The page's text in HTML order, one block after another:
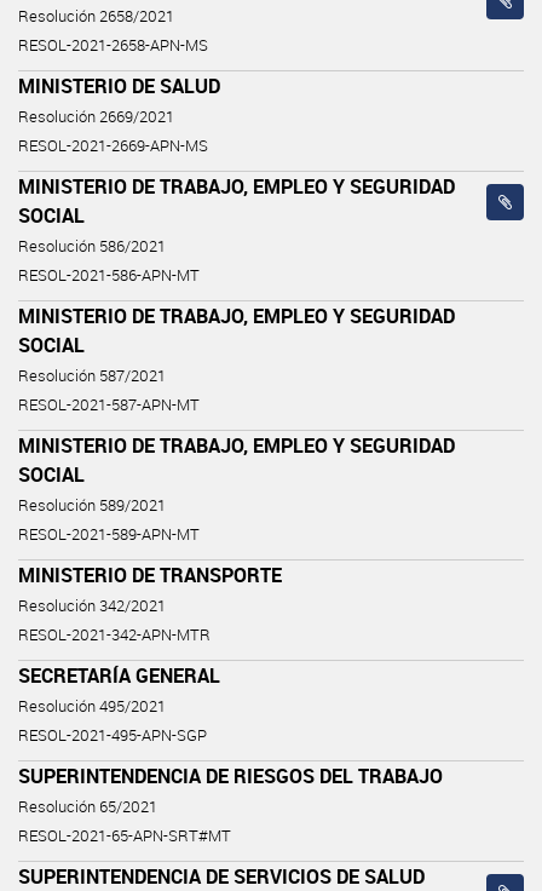
Resolución 2658/2021
RESOL-2021-2658-APN-MS
MINISTERIO DE SALUD
Resolución 2669/2021
RESOL-2021-2669-APN-MS
MINISTERIO DE TRABAJO, EMPLEO Y SEGURIDAD
SOCIAL
Resolución 586/2021
RESOL-2021-586-APN-MT
MINISTERIO DE TRABAJO, EMPLEO Y SEGURIDAD
SOCIAL
Resolución 587/2021
RESOL-2021-587-APN-MT
MINISTERIO DE TRABAJO, EMPLEO Y SEGURIDAD
SOCIAL
Resolución 589/2021
RESOL-2021-589-APN-MT
MINISTERIO DE TRANSPORTE
Resolución 342/2021
RESOL-2021-342-APN-MTR
SECRETARÍA GENERAL
Resolución 495/2021
RESOL-2021-495-APN-SGP
SUPERINTENDENCIA DE RIESGOS DEL TRABAJO
Resolución 65/2021
RESOL-2021-65-APN-SRT#MT
SUPERINTENDENCIA DE SERVICIOS DE SALUD